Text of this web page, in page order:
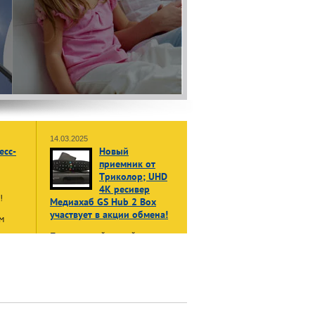
14.03.2025
Новый
приемник от
Триколор; UHD
4K ресивер
Медиахаб GS Hub 2 Box
участвует в акции обмена!
Принеси свой старый, даже не